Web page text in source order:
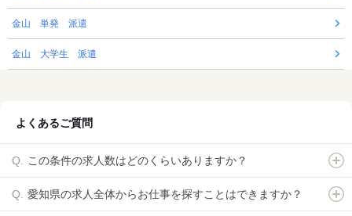
金山 単発 派遣
金山 大学生 派遣
よくあるご質問
この条件の求人数はどのくらいありますか？
愛知県の求人全体からお仕事を探すことはできますか？